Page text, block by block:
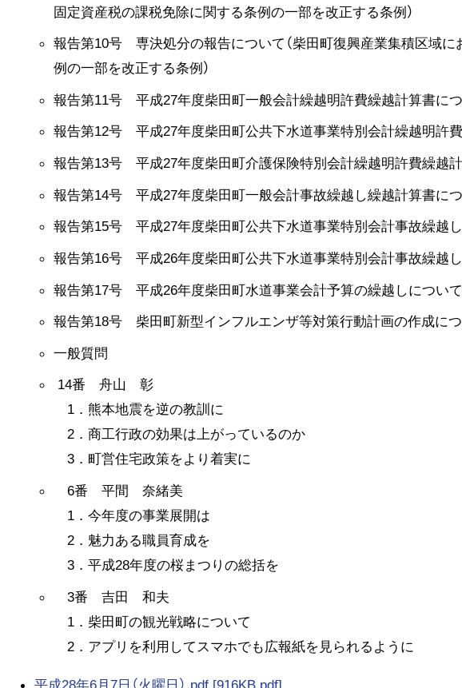
固定資産税の課税免除に関する条例の一部を改正する条例）
報告第10号 専決処分の報告について（柴田町復興産業集積区域
例の一部を改正する条例）
報告第11号 平成27年度柴田町一般会計繰越明許費繰越計算書に
報告第12号 平成27年度柴田町公共下水道事業特別会計繰越明許
報告第13号 平成27年度柴田町介護保険特別会計繰越明許費繰越
報告第14号 平成27年度柴田町一般会計事故繰越し繰越計算書に
報告第15号 平成27年度柴田町公共下水道事業特別会計事故繰越
報告第16号 平成26年度柴田町公共下水道事業特別会計事故繰越
報告第17号 平成26年度柴田町水道事業会計予算の繰越しについて
報告第18号 柴田町新型インフルエンザ等対策行動計画の作成に
一般質問
14番 舟山 彰
1．熊本地震を逆の教訓に
2．商工行政の効果は上がっているのか
3．町営住宅政策をより着実に
6番 平間 奈緒美
1．今年度の事業展開は
2．魅力ある職員育成を
3．平成28年度の桜まつりの総括を
3番 吉田 和夫
1．柴田町の観光戦略について
2．アプリを利用してスマホでも広報紙を見られるように
平成28年6月7日（火曜日）.pdf [916KB pdf]